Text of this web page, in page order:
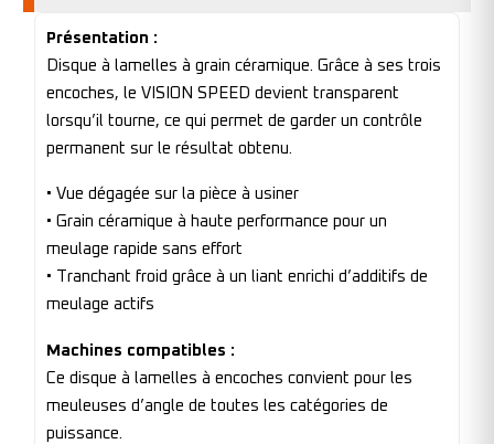
Présentation :
Disque à lamelles à grain céramique. Grâce à ses trois
encoches, le VISION SPEED devient transparent
lorsqu’il tourne, ce qui permet de garder un contrôle
permanent sur le résultat obtenu.
• Vue dégagée sur la pièce à usiner
• Grain céramique à haute performance pour un
meulage rapide sans effort
• Tranchant froid grâce à un liant enrichi d’additifs de
meulage actifs
Machines compatibles :
Ce disque à lamelles à encoches convient pour les
meuleuses d’angle de toutes les catégories de
puissance.